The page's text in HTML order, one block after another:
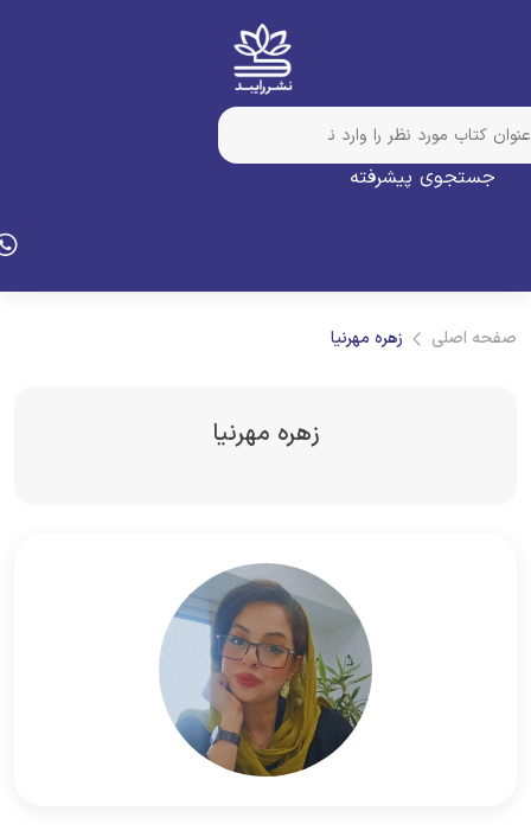
جستجوی پیشرفته
اصلی زهره مهرنیا
زهره مهرنیا